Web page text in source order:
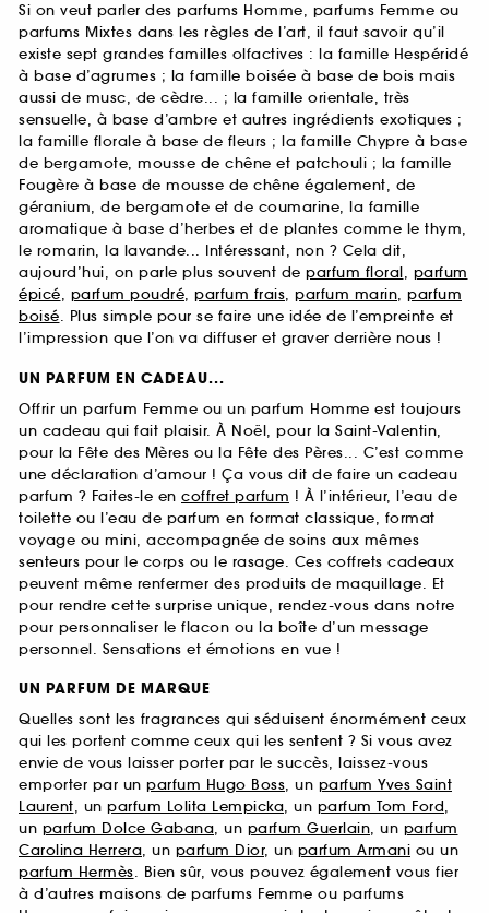
Si on veut parler des parfums Homme, parfums Femme ou
parfums Mixtes dans les règles de l’art, il faut savoir qu’il
existe sept grandes familles olfactives : la famille Hespéridé
à base d’agrumes ; la famille boisée à base de bois mais
aussi de musc, de cèdre... ; la famille orientale, très
sensuelle, à base d’ambre et autres ingrédients exotiques ;
la famille florale à base de fleurs ; la famille Chypre à base
de bergamote, mousse de chêne et patchouli ; la famille
Fougère à base de mousse de chêne également, de
géranium, de bergamote et de coumarine, la famille
aromatique à base d’herbes et de plantes comme le thym,
le romarin, la lavande... Intéressant, non ? Cela dit,
aujourd’hui, on parle plus souvent de parfum floral, parfum
épicé, parfum poudré, parfum frais, parfum marin, parfum
boisé. Plus simple pour se faire une idée de l’empreinte et
l’impression que l’on va diffuser et graver derrière nous !
UN PARFUM EN CADEAU...
Offrir un parfum Femme ou un parfum Homme est toujours
un cadeau qui fait plaisir. À Noël, pour la Saint-Valentin,
pour la Fête des Mères ou la Fête des Pères... C’est comme
une déclaration d’amour ! Ça vous dit de faire un cadeau
parfum ? Faites-le en coffret parfum ! À l’intérieur, l’eau de
toilette ou l’eau de parfum en format classique, format
voyage ou mini, accompagnée de soins aux mêmes
senteurs pour le corps ou le rasage. Ces coffrets cadeaux
peuvent même renfermer des produits de maquillage. Et
pour rendre cette surprise unique, rendez-vous dans notre
pour personnaliser le flacon ou la boîte d’un message
personnel. Sensations et émotions en vue !
UN PARFUM DE MARQUE
Quelles sont les fragrances qui séduisent énormément ceux
qui les portent comme ceux qui les sentent ? Si vous avez
envie de vous laisser porter par le succès, laissez-vous
emporter par un parfum Hugo Boss, un parfum Yves Saint
Laurent, un parfum Lolita Lempicka, un parfum Tom Ford,
un parfum Dolce Gabana, un parfum Guerlain, un parfum
Carolina Herrera, un parfum Dior, un parfum Armani ou un
parfum Hermès. Bien sûr, vous pouvez également vous fier
à d’autres maisons de parfums Femme ou parfums